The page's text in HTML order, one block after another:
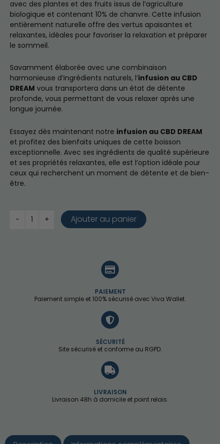
avec des plantes et des fruits issus de l’agriculture
biologique et contenant 10% de chanvre. Cette infusion
entièrement naturelle offre des vertus apaisantes et
relaxantes, idéales pour favoriser la relaxation et préparer
le sommeil.
Savamment élaborée avec une combinaison
harmonieuse d’ingrédients naturels, l’infusion au CBD
DREAM vous transportera dans un état de détente
profonde, vous permettant de vous relaxer après une
longue journée.
Essayez dès maintenant notre infusion au CBD DREAM
et profitez des bienfaits uniques de cette boisson
exceptionnelle. Avec ses ingrédients de qualité supérieure
et ses propriétés relaxantes, elle est l’option idéale pour
ceux qui recherchent un moment de détente et de bien-
être.
Ajouter au panier
PAIEMENT
Paiement simple et 100% sécurisé avec Viva Wallet.
SÉCURITÉ
Site sécurisé et conforme au RGPD.
LIVRAISON
Livraison 48h à domicile et point relais.